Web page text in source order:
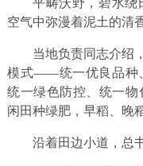
平畴沃野，碧水绕
空气中弥漫着泥土的清
当地负责同志介绍
模式——统一优良品种
统一绿色防控、统一
闲田种绿肥，早稻、晚
沿着田边小道，总